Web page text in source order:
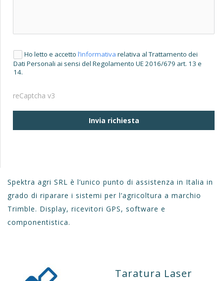
Ho letto e accettol’informativa relativa al Trattamento dei
Dati Personali ai sensi del Regolamento UE 2016/679 art. 13 e
14.
reCaptcha v3
Invia richiesta
Spektra agri SRL è l’unico punto di assistenza in Italia in
grado di riparare i sistemi per l’agricoltura a marchio
Trimble. Display, ricevitori GPS, software e
componentistica.
Taratura Laser